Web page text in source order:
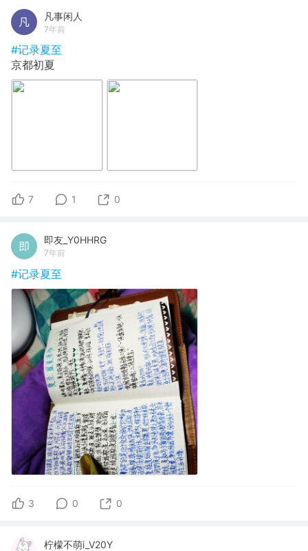
凡事闲人
7年前
#记录夏至
京都初夏
7 1 0
即友_Y0HHRG
7年前
#记录夏至
3 0 0
柠檬不萌i_V20Y